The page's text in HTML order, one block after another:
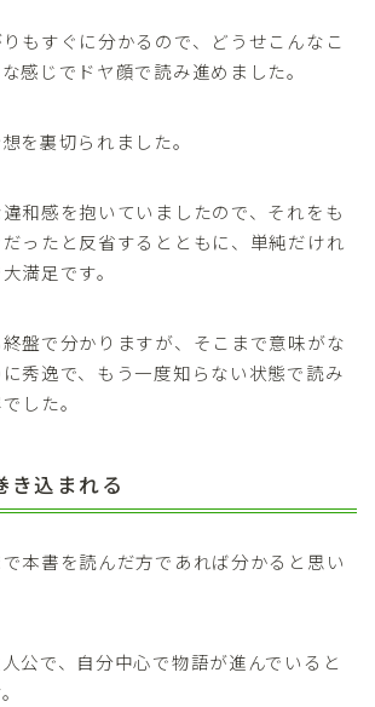
もすぐに分かるので、どうせこんなこ
感じでドヤ顔で読み進めました。
を裏切られました。
和感を抱いていましたので、それをも
ったと反省するとともに、単純だけれ
満足です。
盤で分かりますが、そこまで意味がな
秀逸で、もう一度知らない状態で読み
した。
き込まれる
本書を読んだ方であれば分かると思い
公で、自分中心で物語が進んでいると